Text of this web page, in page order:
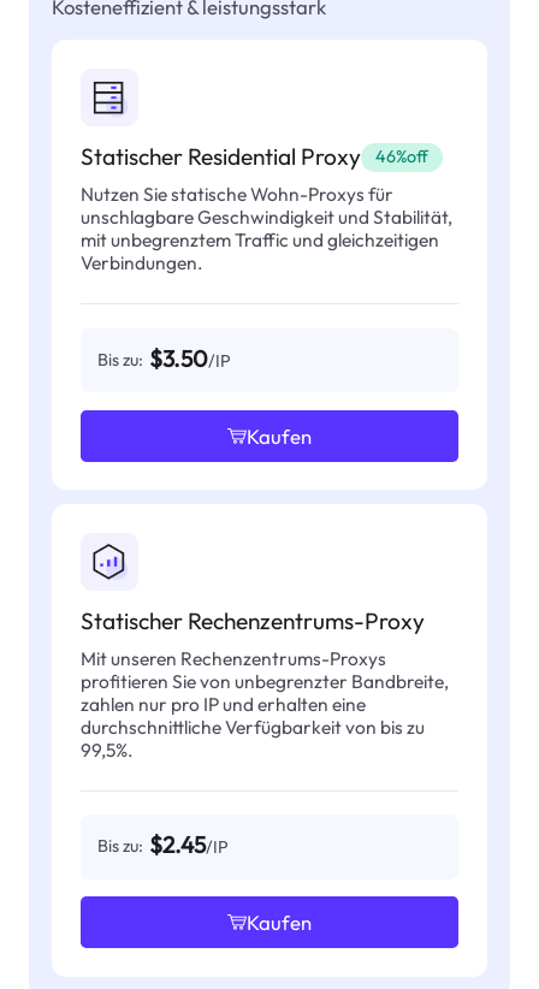
Kosteneffizient & leistungsstark
Statischer Residential Proxy 46%off
Nutzen Sie statische Wohn-Proxys für
unschlagbare Geschwindigkeit und Stabilität,
mit unbegrenztem Traffic und gleichzeitigen
Verbindungen.
Bis zu: $3.50/IP
Kaufen
Statischer Rechenzentrums-Proxy
Mit unseren Rechenzentrums-Proxys
profitieren Sie von unbegrenzter Bandbreite,
zahlen nur pro IP und erhalten eine
durchschnittliche Verfügbarkeit von bis zu
99,5%.
Bis zu: $2.45/IP
Kaufen